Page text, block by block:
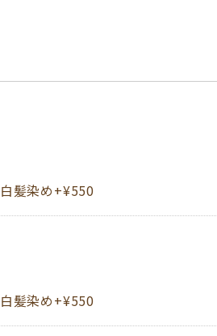
髪染め+¥550​​​​​​
髪染め+¥550​​​​​​